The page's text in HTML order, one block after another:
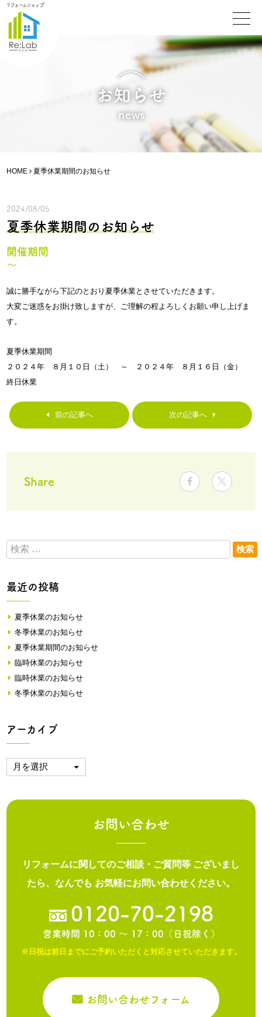
リフォームショップ
お知らせ
news
HOME 夏季休業期間のお知らせ
2024/08/05
夏季休業期間のお知らせ
開催期間
〜
誠に勝手ながら下記のとおり夏季休業とさせていただきます。
大変ご迷惑をお掛け致しますが、ご理解の程よろしくお願い申し上げま
す。
夏季休業期間
２０２４年 ８月１０日（土） ～ ２０２４年 ８月１６日（金）
終日休業
前の記事へ 次の記事へ
Share
最近の投稿
夏季休業のお知らせ
冬季休業のお知らせ
夏季休業期間のお知らせ
臨時休業のお知らせ
臨時休業のお知らせ
冬季休業のお知らせ
アーカイブ
お問い合わせ
リフォームに関してのご相談・ご質問等 ございまし
たら、なんでも お気軽にお問い合わせください。
0120-70-2198
営業時間 10：00 ～ 17：00（日祝除く）
※日祝は前日までにご予約いただくと対応させていただきます。
お問い合わせフォーム